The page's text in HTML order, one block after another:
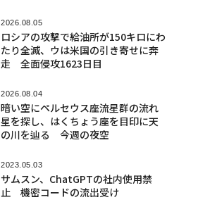
2026.08.05
ロシアの攻撃で給油所が150キロにわ
たり全滅、ウは米国の引き寄せに奔
走 全面侵攻1623日目
2026.08.04
暗い空にペルセウス座流星群の流れ
星を探し、はくちょう座を目印に天
の川を辿る 今週の夜空
2023.05.03
サムスン、ChatGPTの社内使用禁
止 機密コードの流出受け